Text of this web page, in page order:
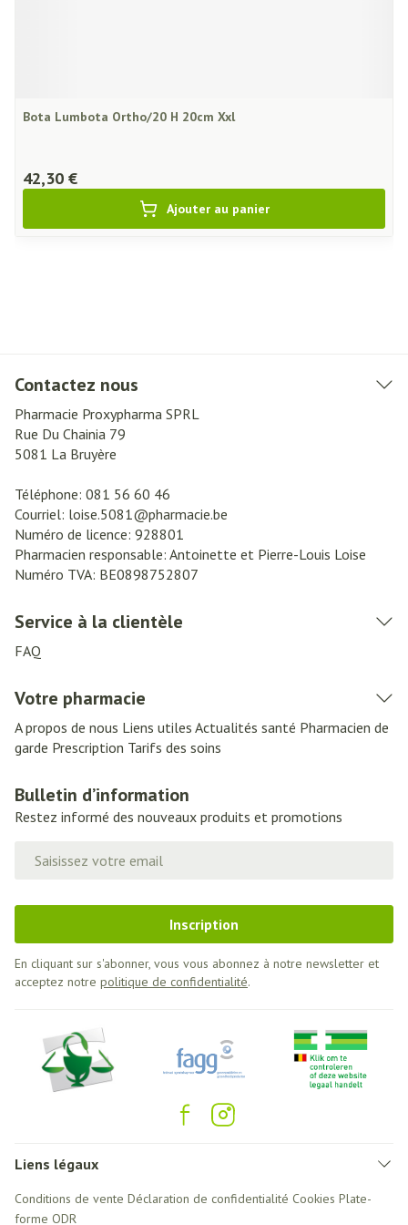
Bota Lumbota Ortho/20 H 20cm Xxl
42,30 €
Ajouter au panier
Contactez nous
Pharmacie Proxypharma SPRL
Rue Du Chainia 79
5081 La Bruyère
Téléphone: 081 56 60 46
Courriel: loise.5081@pharmacie.be
Numéro de licence: 928801
Pharmacien responsable: Antoinette et Pierre-Louis Loise
Numéro TVA: BE0898752807
Service à la clientèle
FAQ
Votre pharmacie
A propos de nous Liens utiles Actualités santé Pharmacien de
garde Prescription Tarifs des soins
Bulletin d’information
Restez informé des nouveaux produits et promotions
Inscription
En cliquant sur s'abonner, vous vous abonnez à notre newsletter et
acceptez notre politique de confidentialité.
Liens légaux
Conditions de vente Déclaration de confidentialité Cookies Plate-
forme ODR